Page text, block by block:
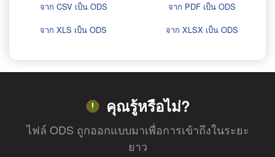
จาก CSV เป็น ODS
จาก PDF เป็น ODS
จาก XLS เป็น ODS
จาก XLSX เป็น ODS
คุณรู้หรือไม่?
ไฟล์ ODS ถูกออกแบบมาเพื่อการเข้าถึงในระยะ
ยาว